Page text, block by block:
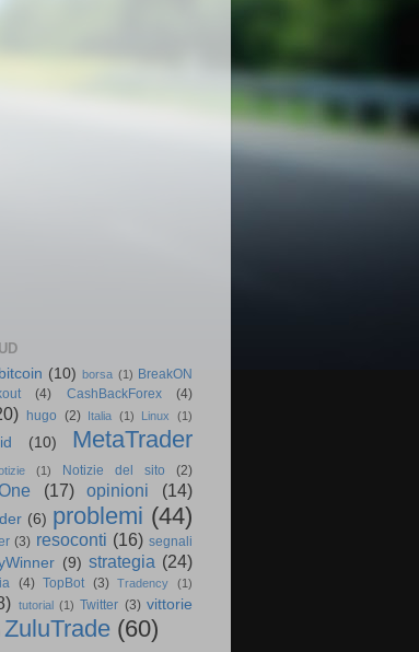
bitcoin (10) borsa (1) BreakON
(4) CashBackForex (4)
hugo (2) Italia (1) Linux (1)
(10)
MetaTrader
(1) Notizie del sito (2)
(17) opinioni (14)
(6) problemi (44)
(3) resoconti (16) segnali
(9) strategia (24)
(4) TopBot (3) Tradency (1)
tutorial (1) Twitter (3) vittorie
ZuluTrade (60)